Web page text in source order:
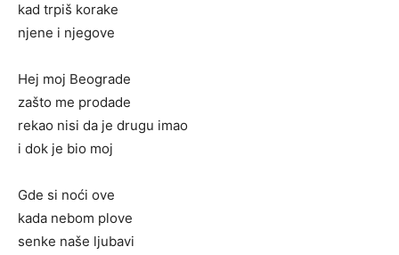
kad trpiš korake
njene i njegove
Hej moj Beograde
zašto me prodade
rekao nisi da je drugu imao
i dok je bio moj
Gde si noći ove
kada nebom plove
senke naše ljubavi